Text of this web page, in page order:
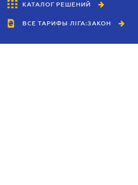
КАТАЛОГ РЕШЕНИЙ
ВСЕ ТАРИФЫ ЛІГА:ЗАКОН